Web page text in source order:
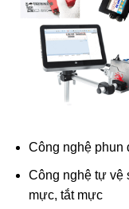
Công nghệ phun
Công nghệ tự vệ
mực, tắt mực